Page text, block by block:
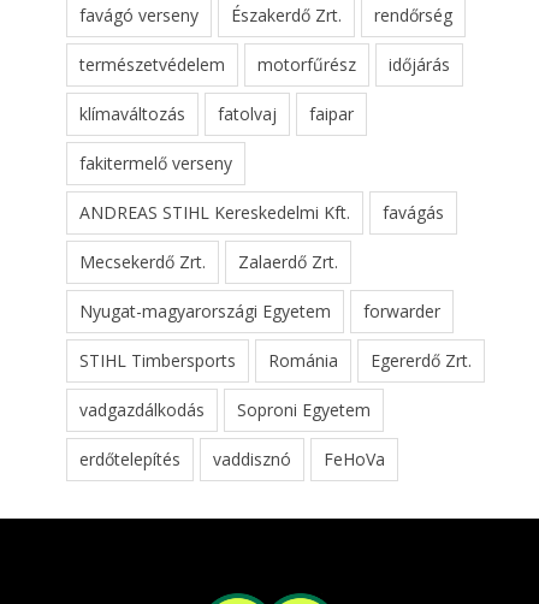
favágó verseny Északerdő Zrt. rendőrség
természetvédelem motorfűrész időjárás
klímaváltozás fatolvaj faipar
fakitermelő verseny
ANDREAS STIHL Kereskedelmi Kft. favágás
Mecsekerdő Zrt. Zalaerdő Zrt.
Nyugat-magyarországi Egyetem forwarder
STIHL Timbersports Románia Egererdő Zrt.
vadgazdálkodás Soproni Egyetem
erdőtelepítés vaddisznó FeHoVa